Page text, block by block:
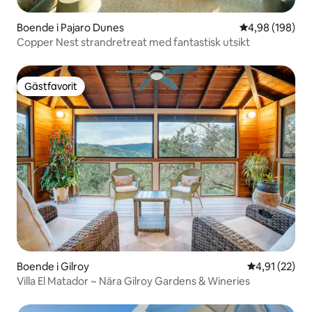
Boende i Pajaro Dunes 4,98 av 5 i
4,98 (198)
Copper Nest strandretreat med fantastisk utsikt
Gästfavorit
Gästfavorit
Boende i Gilroy 4,91 av 5 i
4,91 (22)
Villa El Matador ~ Nära Gilroy Gardens & Wineries